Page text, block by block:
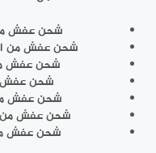
شحن عفش من
شحن عفش من
شحن عفش
شحن عفش
شحن عفش من
شحن عفش من
شحن عفش